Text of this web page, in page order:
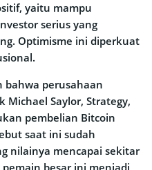
yaitu mampu
serius yang
Optimisme ini diperkuat
bahwa perusahaan
Saylor, Strategy,
pembelian Bitcoin
saat ini sudah
nilainya mencapai sekitar
besar ini menjadi